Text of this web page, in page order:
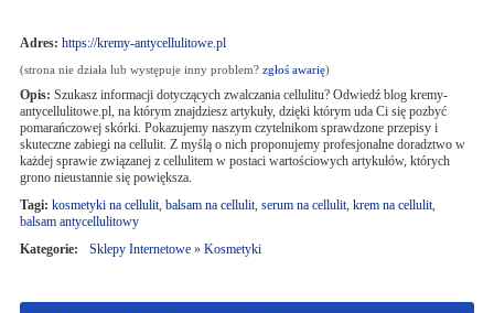
Adres: https://kremy-antycellulitowe.pl
(strona nie działa lub występuje inny problem? zgłoś awarię)
Opis: Szukasz informacji dotyczących zwalczania cellulitu? Odwiedź blog kremy-
antycellulitowe.pl, na którym znajdziesz artykuły, dzięki którym uda Ci się pozbyć
pomarańczowej skórki. Pokazujemy naszym czytelnikom sprawdzone przepisy i
skuteczne zabiegi na cellulit. Z myślą o nich proponujemy profesjonalne doradztwo w
każdej sprawie związanej z cellulitem w postaci wartościowych artykułów, których
grono nieustannie się powiększa.
Tagi: kosmetyki na cellulit, balsam na cellulit, serum na cellulit, krem na cellulit,
balsam antycellulitowy
Kategorie:
Sklepy Internetowe» Kosmetyki